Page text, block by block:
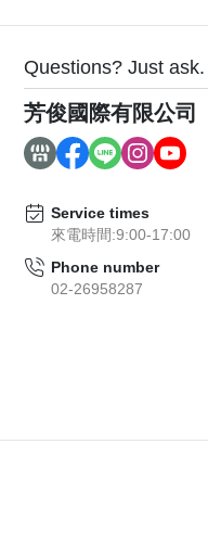
Questions? Just ask.
芳俊國際有限公司
Service times
來電時間:9:00-17:00
Phone number
02-26958287